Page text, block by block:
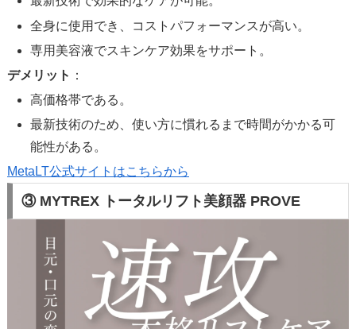
全身に使用でき、コストパフォーマンスが高い。
専用美容液でスキンケア効果をサポート。
デメリット ：
高価格帯である。
最新技術のため、使い方に慣れるまで時間がかかる可
能性がある。
MetaLT公式サイトはこちらから
③ MYTREX トータルリフト美顔器 PROVE